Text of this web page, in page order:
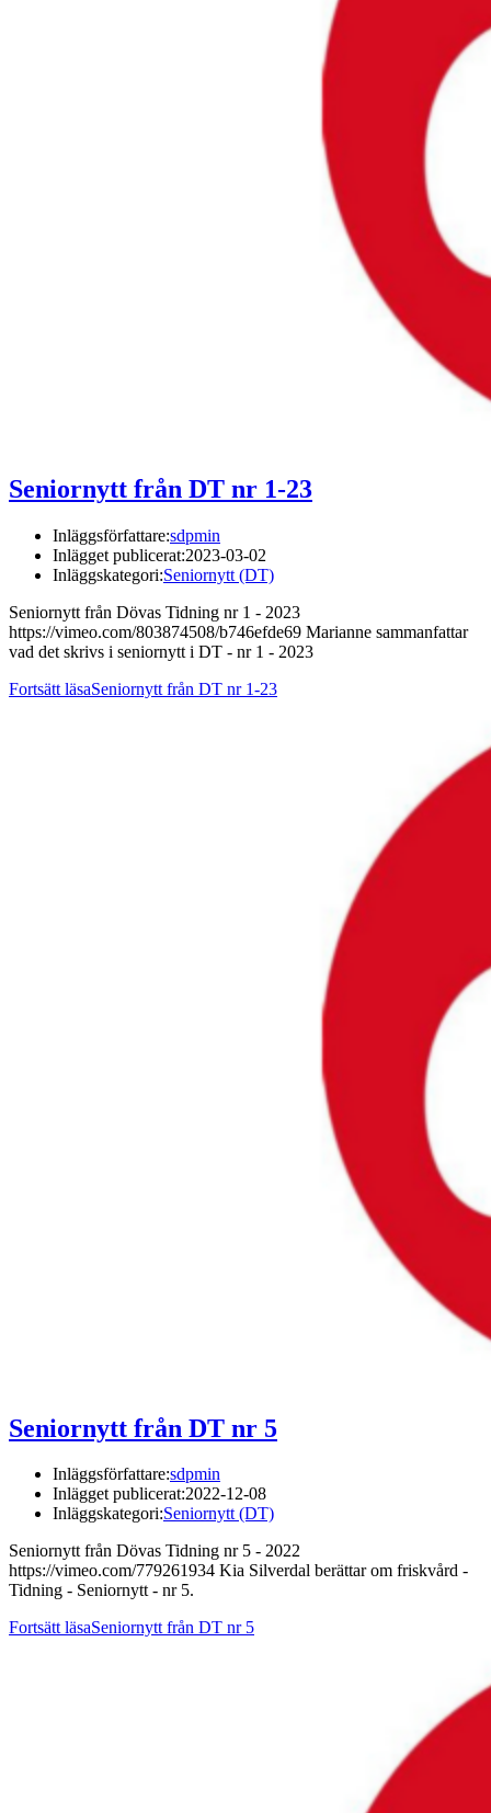
Seniornytt från DT nr 1-23
Inläggsförfattare:sdpmin
Inlägget publicerat:2023-03-02
Inläggskategori:Seniornytt (DT)
Seniornytt från Dövas Tidning nr 1 - 2023
https://vimeo.com/803874508/b746efde69 Marianne sammanfattar
vad det skrivs i seniornytt i DT - nr 1 - 2023
Fortsätt läsaSeniornytt från DT nr 1-23
Seniornytt från DT nr 5
Inläggsförfattare:sdpmin
Inlägget publicerat:2022-12-08
Inläggskategori:Seniornytt (DT)
Seniornytt från Dövas Tidning nr 5 - 2022
https://vimeo.com/779261934 Kia Silverdal berättar om friskvård -
Tidning - Seniornytt - nr 5.
Fortsätt läsaSeniornytt från DT nr 5